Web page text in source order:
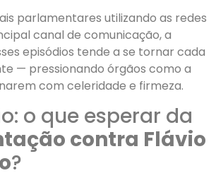
parlamentares utilizando as redes
canal de comunicação, a
episódios tende a se tornar cada
— pressionando órgãos como a
com celeridade e firmeza.
o que esperar da
contra Flávio
?